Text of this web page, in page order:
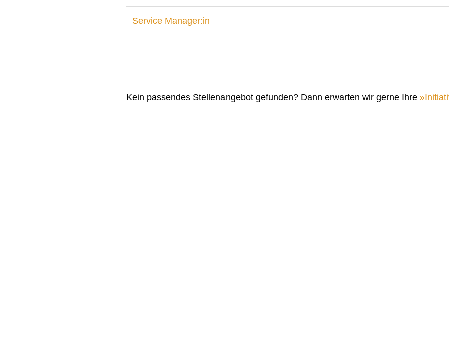
Service Manager:in
Kein passendes Stellenangebot gefunden? Dann erwarten wir gerne Ihre